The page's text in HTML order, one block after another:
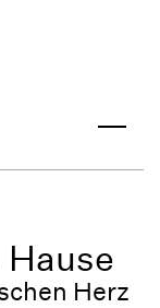
Herz